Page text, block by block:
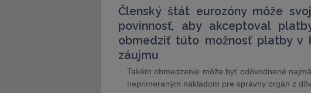
Členský štát eurozóny môže
povinnosť, aby akceptoval
obmedziť túto možnosť platby v
záujmu
Takéto obmedzenie môže byť odôvodnené
neprimeraným nákladom pre správny orgán z